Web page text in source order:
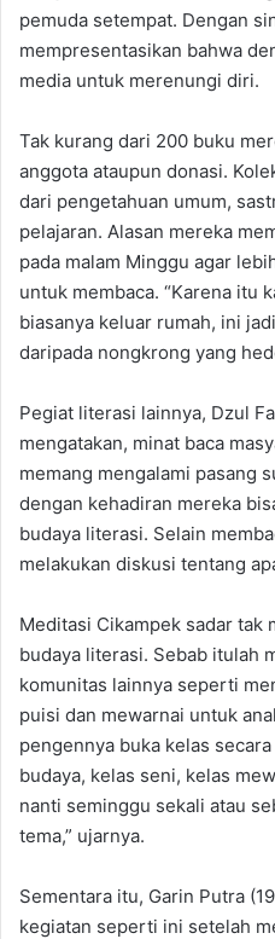
pemuda setempat. Dengan
mempresentasikan bahwa
media untuk merenungi diri.
Tak kurang dari 200 buku
anggota ataupun donasi.
dari pengetahuan umum,
pelajaran. Alasan mereka
pada malam Minggu agar
untuk membaca. “Karena itu
biasanya keluar rumah, ini
daripada nongkrong yang
Pegiat literasi lainnya, Dzul
mengatakan, minat baca
memang mengalami pasang
dengan kehadiran mereka
budaya literasi. Selain
melakukan diskusi tentang
Meditasi Cikampek sadar tak
budaya literasi. Sebab itulah
komunitas lainnya seperti
puisi dan mewarnai untuk
pengennya buka kelas
budaya, kelas seni, kelas
nanti seminggu sekali atau
tema,” ujarnya.
Sementara itu, Garin Putra
kegiatan seperti ini setelah